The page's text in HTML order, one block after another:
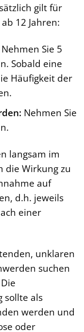
gilt für
12 Jahren:
Nehmen Sie 5
Sobald eine
Häufigkeit der
Nehmen Sie
langsam im
die Wirkung zu
auf
d.h. jeweils
einer
unklaren
suchen
sollte als
werden und
oder